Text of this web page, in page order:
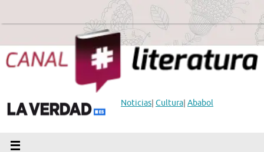
Noticias| Cultura| Ababol